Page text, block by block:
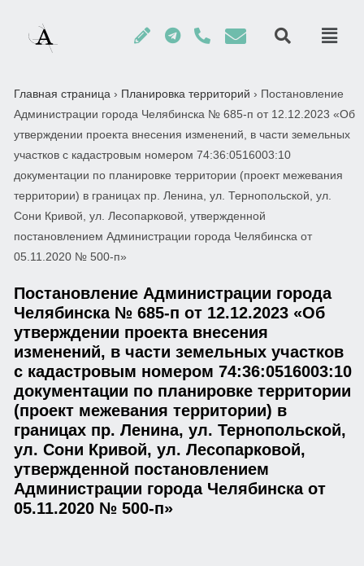
Главная страница › Планировка территорий › Постановление
Администрации города Челябинска № 685-п от 12.12.2023 «Об
утверждении проекта внесения изменений, в части земельных
участков с кадастровым номером 74:36:0516003:10
документации по планировке территории (проект межевания
территории) в границах пр. Ленина, ул. Тернопольской, ул.
Сони Кривой, ул. Лесопарковой, утвержденной
постановлением Администрации города Челябинска от
05.11.2020 № 500-п»
Постановление Администрации города
Челябинска № 685-п от 12.12.2023 «Об
утверждении проекта внесения
изменений, в части земельных участков
с кадастровым номером 74:36:0516003:10
документации по планировке территории
(проект межевания территории) в
границах пр. Ленина, ул. Тернопольской,
ул. Сони Кривой, ул. Лесопарковой,
утвержденной постановлением
Администрации города Челябинска от
05.11.2020 № 500-п»